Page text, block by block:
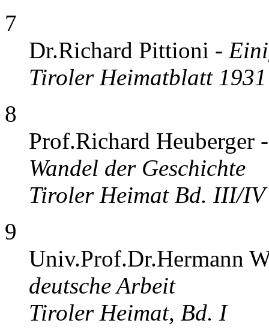
7
Dr.Richard Pittioni -
Tiroler Heimatblatt 1931
8
Prof.Richard Heuberger
Wandel der Geschichte
Tiroler Heimat Bd. III/IV
9
Univ.Prof.Dr.Hermann
deutsche Arbeit
Tiroler Heimat, Bd. I